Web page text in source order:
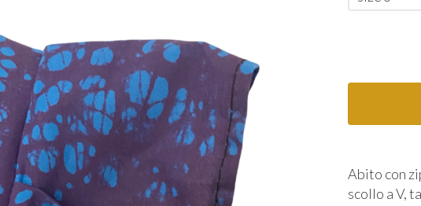
Abito con
scollo a V,